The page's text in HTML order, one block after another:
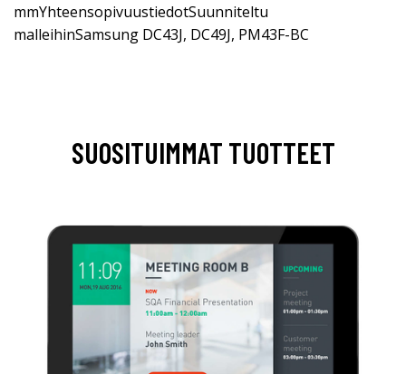
mmYhteensopivuustiedotSuunniteltu
malleihinSamsung DC43J, DC49J, PM43F-BC
SUOSITUIMMAT TUOTTEET